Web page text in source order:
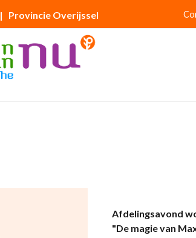
| Provincie Overijssel
Afdelingsavond
"De magie van